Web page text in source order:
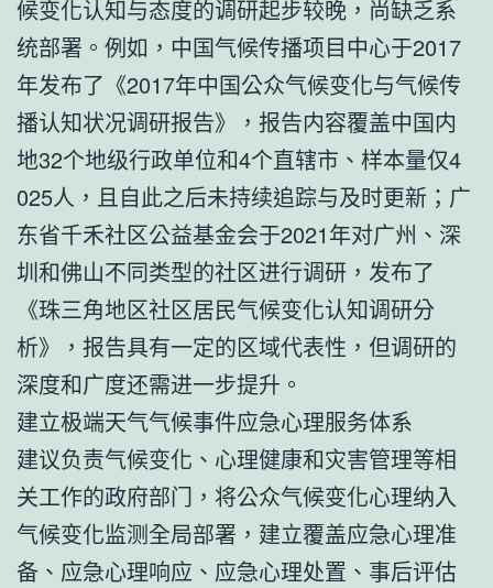
候变化认知与态度的调研起步较晚，尚缺乏系
统部署。例如，中国气候传播项目中心于2017
年发布了《2017年中国公众气候变化与气候传
播认知状况调研报告》，报告内容覆盖中国内
地32个地级行政单位和4个直辖市、样本量仅4
025人，且自此之后未持续追踪与及时更新；广
东省千禾社区公益基金会于2021年对广州、深
圳和佛山不同类型的社区进行调研，发布了
《珠三角地区社区居民气候变化认知调研分
析》，报告具有一定的区域代表性，但调研的
深度和广度还需进一步提升。
建立极端天气气候事件应急心理服务体系
建议负责气候变化、心理健康和灾害管理等相
关工作的政府部门，将公众气候变化心理纳入
气候变化监测全局部署，建立覆盖应急心理准
备、应急心理响应、应急心理处置、事后评估